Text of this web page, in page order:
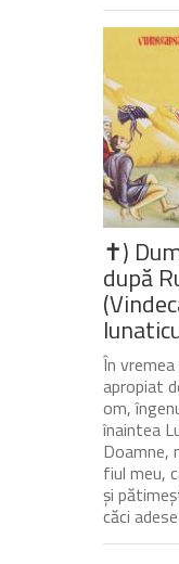
✝)
după
În
apropiat
om,
înaintea
Doamne,
fiul meu,
și
căci